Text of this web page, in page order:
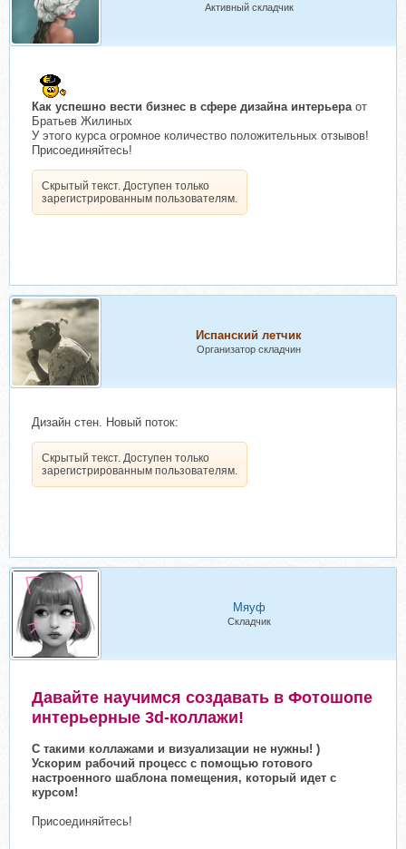
Активный складчик
Как успешно вести бизнес в сфере дизайна интерьераот
Братьев Жилиных
У этого курса огромное количество положительных отзывов!
Присоединяйтесь!
Скрытый текст. Доступен только
зарегистрированным пользователям.
Испанский летчик
Организатор складчин
Дизайн стен. Новый поток:
Скрытый текст. Доступен только
зарегистрированным пользователям.
Мяуф
Складчик
Давайте научимся создавать в Фотошопе
интерьерные 3d-коллажи!
С такими коллажами и визуализации не нужны! )
Ускорим рабочий процесс с помощью готового
настроенного шаблона помещения, который идет с
курсом!
Присоединяйтесь!